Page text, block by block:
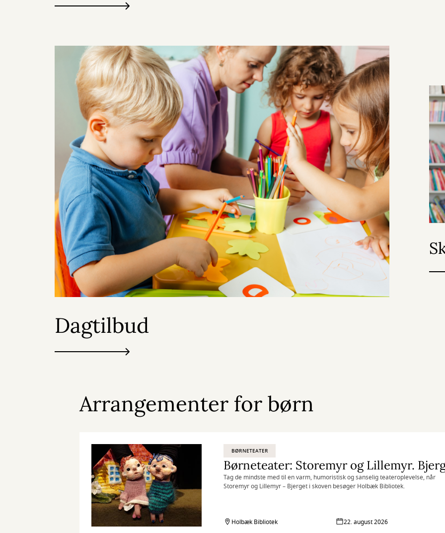
Dagtilbud
Arrangementer for børn
BØRNETEATER
Tag de mindste med til en varm, humoristisk og sanselig teateroplevelse, når
Storemyr og Lillemyr – Bjerget i skoven besøger Holbæk Bibliotek.
Holbæk Bibliotek 22. august 2026